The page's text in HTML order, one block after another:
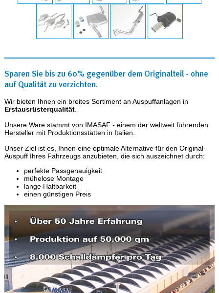
Sparen Sie bis zu 60% gegenüber dem Originalteil - ohne
auf Qualität zu verzichten.
Wir bieten Ihnen ein breites Sortiment an Auspuffanlagen in
Erstausrüsterqualität.
Unsere Ware stammt von IMASAF - einem der weltweit führenden
Hersteller mit Produktionsstätten in Italien.
Unser Ziel ist es, Ihnen eine optimale Alternative für den Original-
Auspuff Ihres Fahrzeugs anzubieten, die sich auszeichnet durch:
perfekte Passgenauigkeit
mühelose Montage
lange Haltbarkeit
einen günstigen Preis